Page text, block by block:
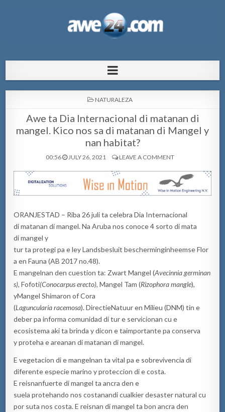
pa Aruba
POSTED
NATURALEZA
Awe ta Dia Internacional di matanan di
mangel. Kico nos sa di matanan di Mangel y
nan habitat?
00:56 JULY 26, 2021 LEAVE A COMMENT
ORANJESTAD – Riba 26 juli ta celebra Dia Internacional
di matanan dimangel. Na Aruba nos conoce 4 sorto di mata
di mangel y
tur ta protegi pa e ley Landsbesluit bescherminginheemse Flor
a en Fauna (AB 2017 no.48).
E mangelnan den cuestion ta: Zwart Mangel (Avecinniagerminan
s),Fofoti(Conocarpuserecto), Mangel Tam (Rizophoramangle),
yMangel Shimaron of Cora
(Lagunculariaracemosa). DirectieNatuur en Milieu (DNM) tin e
deber pa informa comunidad di tur e servicionan cu e
ecosistema aki ta brinda y dicon e taimportante pa conserva
y proteha e areanan di matanan di mangel.
E vegetacion di e mangelnan ta vital pa e sobrevivencia di
diferente especie marino y proteccion di e costa.
E reisnanfuerte di mangel ta ancra den e
suela protehando nos costanandi cualkier desaster natural cu
por suta nos costa. E reisnan di mangel ta bon ancra den